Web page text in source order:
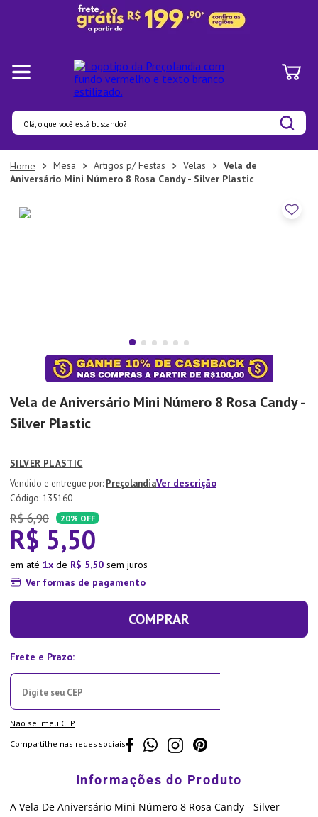
Olá, o que você está buscando?
Mesa Artigos p/ Festas Velas
Vela de
Aniversário Mini Número 8 Rosa Candy - Silver Plastic
Vela de Aniversário Mini Número 8 Rosa Candy -
Silver Plastic
SILVER PLASTIC
PreçolandiaVer descrição
:135160
R$ 6,90 20% OFF
R$ 5,50
em até 1 de R$ 5,50 sem juros
Ver formas de pagamento
COMPRAR
Não sei meu CEP
Compartilhe nas redes sociais
A Vela De Aniversário Mini Número 8 Rosa Candy - Silver
Termos mais buscados
1º
Pratos
2º
Panelas
7º
Copo
Aparelho Jantar
Lixeira
10º Panela Pressão